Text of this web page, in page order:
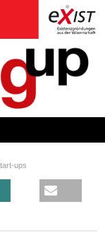
ups